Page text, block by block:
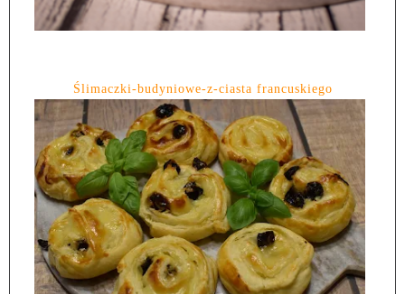
Ślimaczki-budyniowe-z-ciasta francuskiego